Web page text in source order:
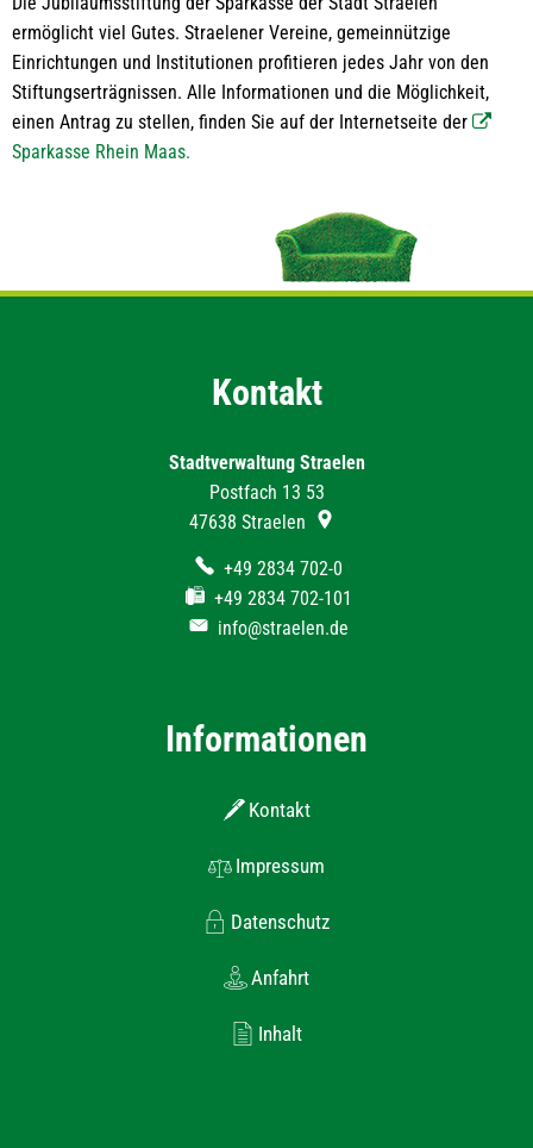
Sparkasse
der
Stadt
Straelen
ermöglicht viel Gutes. Straelener Vereine, gemein­nützige
Einrichtungen und Institutionen profitieren jedes Jahr von den
Stiftungs­erträgnissen. Alle Informationen und die Möglichkeit,
einen Antrag zu stellen, finden Sie auf der Internetseite der
Sparkasse Rhein Maas.
Kontakt
Stadtverwaltung Straelen
Postfach 13 53
47638 Straelen
+49 2834 702-0
+49 2834 702-101
info@straelen.de
Informationen
Kontakt
Impressum
Datenschutz
Anfahrt
Inhalt